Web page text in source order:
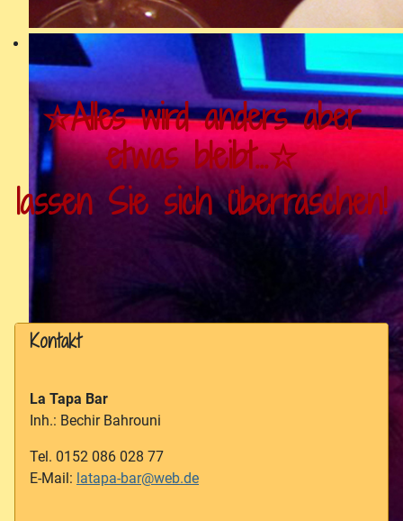
☆Alles wird anders aber
etwas bleibt...☆
lassen Sie sich überraschen!
Kontakt
La Tapa Bar
Inh.: Bechir Bahrouni
Tel. 0152 086 028 77
E-Mail: latapa-bar@web.de